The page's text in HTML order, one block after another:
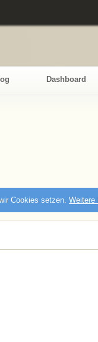
Dashboard
Cookies setzen.Weitere